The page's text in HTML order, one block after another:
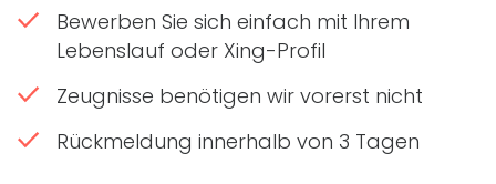
Bewerben Sie sich einfach mit Ihrem
Lebenslauf oder Xing-Profil
Zeugnisse benötigen wir vorerst nicht
Rückmeldung innerhalb von 3 Tagen